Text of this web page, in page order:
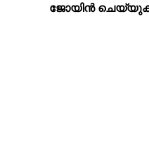
ജോയിന്‍ ചെയ്യുക